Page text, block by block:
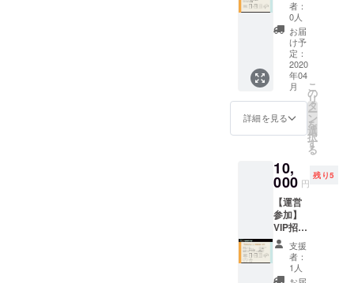
お問い
合わせ
くださ
project.
v.u.sers
@gmail
.com
料をご
提出く
ださ
い。 ※
備考欄
にてど
のよう
なもの
を出展
するか
ご不明
な点が
ました
ら下記
メール
アドレ
スにて
お問い
ペース
※PDF形
式で下
記メー
ルアド
レスに
ビブリ
オバト
ル用の
フィー
ル/推し
Vについ
てまと
めた資
料をご
提出く
ださ
い。 ※
像・技
術
系）】
・お礼
メッ
セージ
・デー
タパン
フレッ
ト
（PDF
ンフ
レット
（紙）
・パン
フレッ
トへの
記載 ・
同人
グッズ
出展ス
者：
0人
お届
け予
定：
2020
年04
月
詳細を見る
こ
の
リ
タ
ー
ン
を
選
択
す
る
10,
000 円
残り5
【運営
参加】
VIP招待
・お礼
メッ
セージ
・オリ
支援
者：
1人